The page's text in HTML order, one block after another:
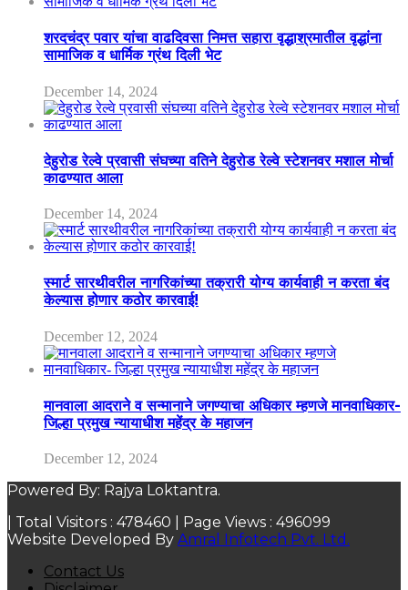
शरदचंद्र पवार यांचा वाढदिवसा निमत्त सहारा वृद्धाश्रमातील वृद्धांना
सामाजिक व धार्मिक ग्रंथ दिली भेट
December 14, 2024
देहुरोड रेल्वे प्रवासी संघच्या वतिने देहुरोड रेल्वे स्टेशनवर मशाल मोर्चा
काढण्यात आला
December 14, 2024
स्मार्ट सारथीवरील नागरिकांच्या तक्रारी योग्य कार्यवाही न करता बंद
केल्यास होणार कठोर कारवाई!
December 12, 2024
मानवाला आदराने व सन्मानाने जगण्याचा अधिकार म्हणजे मानवाधिकार-
जिल्हा प्रमुख न्यायाधीश महेंद्र के महाजन
December 12, 2024
Powered By: Rajya Loktantra.
| Total Visitors : 478460 | Page Views : 496099
Website Developed By Amral Infotech Pvt. Ltd.
Contact Us